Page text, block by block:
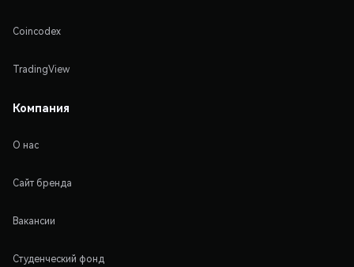
Coincodex
TradingView
Компания
О нас
Сайт бренда
Вакансии
Студенческий фонд